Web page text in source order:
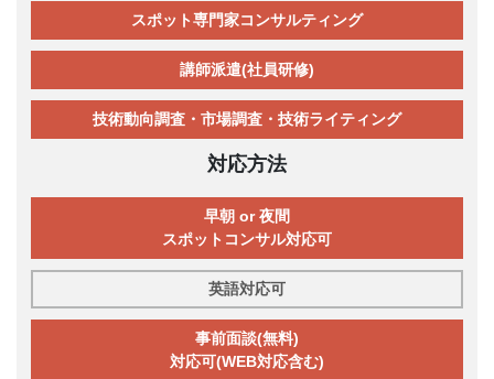
スポット専門家コンサルティング
講師派遣(社員研修)
技術動向調査・市場調査・技術ライティング
対応方法
早朝 or 夜間
スポットコンサル対応可
英語対応可
事前面談(無料)
対応可(WEB対応含む)